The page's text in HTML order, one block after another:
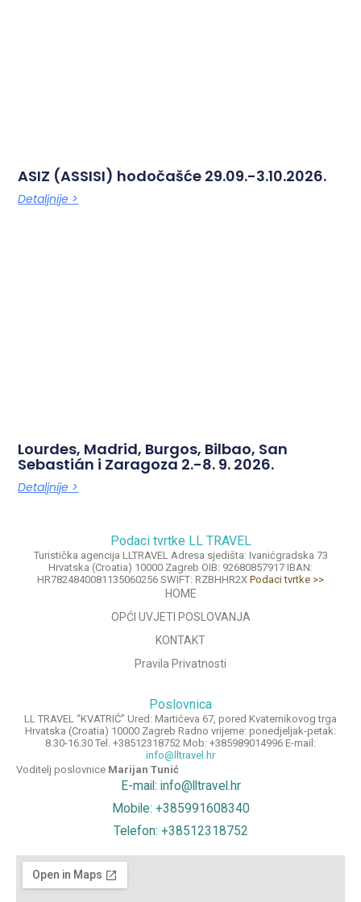
ASIZ (ASSISI) hodočašće 29.09.-3.10.2026.
Detaljnije >
Lourdes, Madrid, Burgos, Bilbao, San
Sebastián i Zaragoza 2.-8. 9. 2026.
Detaljnije >
Podaci tvrtke LL TRAVEL
Turistička agencija LLTRAVEL Adresa sjedišta: Ivanićgradska 73
Hrvatska (Croatia) 10000 Zagreb OIB: 92680857917 IBAN:
HR7824840081135060256 SWIFT: RZBHHR2X Podaci tvrtke >>
HOME
OPĆI UVJETI POSLOVANJA
KONTAKT
Pravila Privatnosti
Poslovnica
LL TRAVEL “KVATRIĆ” Ured: Martićeva 67, pored Kvaternikovog trga
Hrvatska (Croatia) 10000 Zagreb Radno vrijeme: ponedjeljak-petak:
8.30-16.30 Tel. +38512318752 Mob: +385989014996 E-mail:
info@lltravel.hr
Voditelj poslovnice Marijan Tunić
E-mail: info@lltravel.hr
Mobile: +385991608340
Telefon: +38512318752